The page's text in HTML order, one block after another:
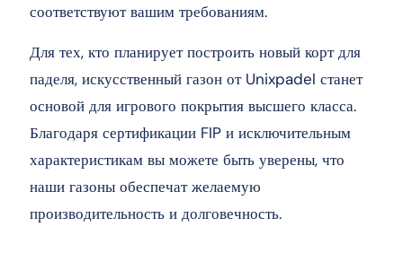
соответствуют вашим требованиям.
Для тех, кто планирует построить новый корт для
паделя, искусственный газон от Unixpadel станет
основой для игрового покрытия высшего класса.
Благодаря сертификации FIP и исключительным
характеристикам вы можете быть уверены, что
наши газоны обеспечат желаемую
производительность и долговечность.